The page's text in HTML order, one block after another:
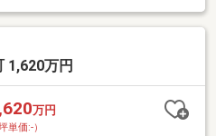
1,620万円
万円
坪単価:-）